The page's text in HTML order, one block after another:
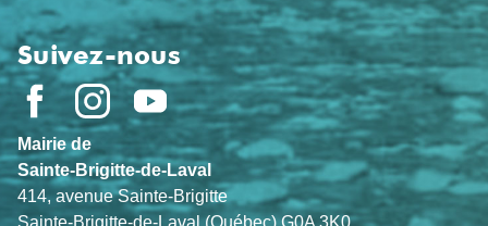
Suivez-nous
Mairie de
Sainte-Brigitte-de-Laval
414, avenue Sainte-Brigitte
Sainte-Brigitte-de-Laval (Québec) G0A 3K0